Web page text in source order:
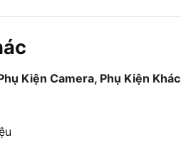
Kiện Camera, Phụ Kiện Khác